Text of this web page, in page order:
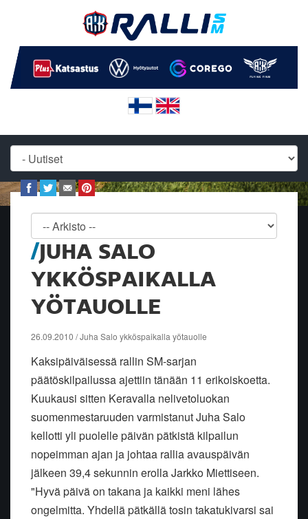
JUHA SALO
YKKÖSPAIKALLA
YÖTAUOLLE
26.09.2010 / Juha Salo ykköspaikalla yötauolle
Kaksipäiväisessä rallin SM-sarjan
päätöskilpailussa ajettiin tänään 11 erikoiskoetta.
Kuukausi sitten Keravalla nelivetoluokan
suomenmestaruuden varmistanut Juha Salo
kellotti yli puolelle päivän pätkistä kilpailun
nopeimman ajan ja johtaa rallia avauspäivän
jälkeen 39,4 sekunnin erolla Jarkko Miettiseen.
"Hyvä päivä on takana ja kaikki meni lähes
ongelmitta. Yhdellä pätkällä tosin takatukivarsi sai